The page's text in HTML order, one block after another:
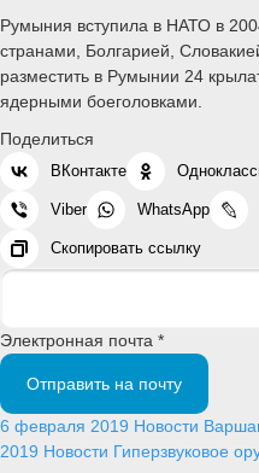
Румыния вступила в НАТО в
странами, Болгарией,
разместить в Румынии 24
ядерными боеголовками.
Поделиться
ВКонтакте
Viber WhatsApp
Скопировать ссылку
Электронная почта *
Отправить на почту
6 февраля 2019 Новости
2019 Новости Гиперзвуковое